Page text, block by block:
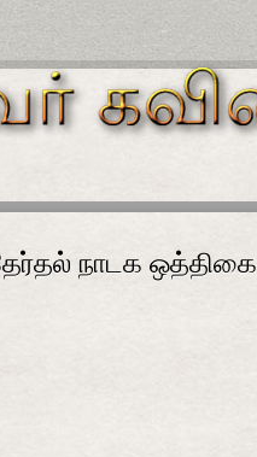
நாடக ஒத்திகை